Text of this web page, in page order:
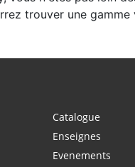
trouver une
Catalogue
Enseignes
Evenements